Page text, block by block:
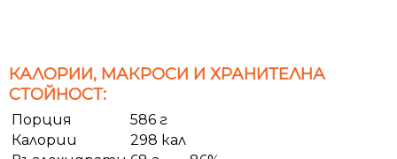
КАЛОРИИ, МАКРОСИ И ХРАНИТЕЛНА
СТОЙНОСТ:
Порция
586 г
Калории
298 кал